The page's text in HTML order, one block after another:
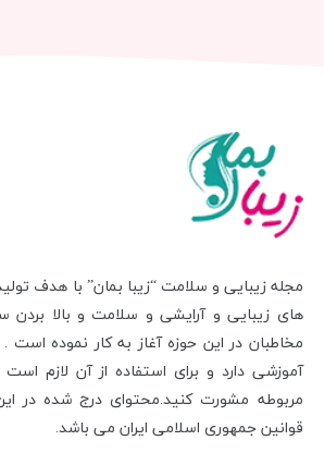
مجله زیبایی و سلامت “زیبا بمان” با هدف
های زیبایی و آرایشی و سلامت و بالا
مخاطبان در این حوزه آغاز به کار نموده است
آموزشی دارد و برای استفاده از آن لازم
مربوطه مشورت کنید.محتوای درج شده در
قوانین جمهوری اسلامی ایران می باشد.